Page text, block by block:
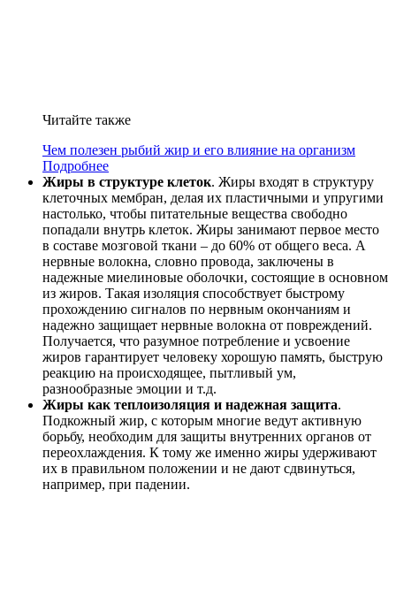
Читайте также
Чем полезен рыбий жир и его влияние на организм
Подробнее
Жиры в структуре клеток. Жиры входят в структуру
клеточных мембран, делая их пластичными и упругими
настолько, чтобы питательные вещества свободно
попадали внутрь клеток. Жиры занимают первое место
в составе мозговой ткани – до 60% от общего веса. А
нервные волокна, словно провода, заключены в
надежные миелиновые оболочки, состоящие в основном
из жиров. Такая изоляция способствует быстрому
прохождению сигналов по нервным окончаниям и
надежно защищает нервные волокна от повреждений.
Получается, что разумное потребление и усвоение
жиров гарантирует человеку хорошую память, быструю
реакцию на происходящее, пытливый ум,
разнообразные эмоции и т.д.
Жиры как теплоизоляция и надежная защита.
Подкожный жир, с которым многие ведут активную
борьбу, необходим для защиты внутренних органов от
переохлаждения. К тому же именно жиры удерживают
их в правильном положении и не дают сдвинуться,
например, при падении.